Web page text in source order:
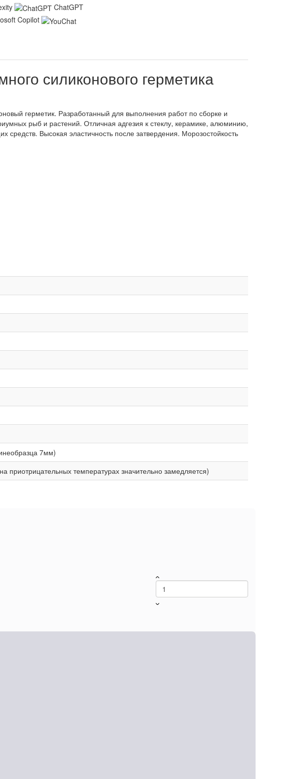
ChatGPT
Copilot
силиконового герметика
герметик. Разработанный для выполнения работ по сборке и
рыб и растений. Отличная адгезия к стеклу, керамике, алюминию,
Высокая эластичность после затвердения. Морозостойкость
7мм)
приотрицательных температурах значительно замедляется)